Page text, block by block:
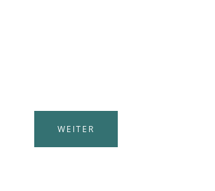
WEITER